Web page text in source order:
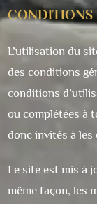
CONDITIONS
L’utilisation du
des conditions
conditions
ou complétées à
donc invités à
Le site est mis à
même façon, les